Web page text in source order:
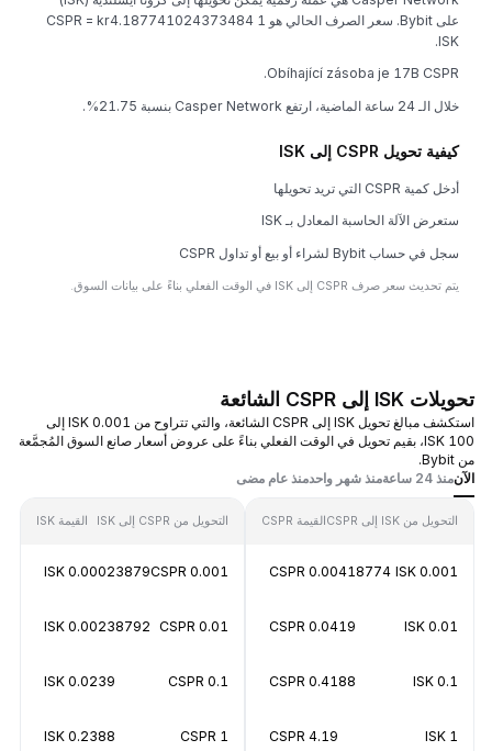
على Bybit. سعر الصرف الحالي هو 1 CSPR = kr4.187741024373484
ISK.
Obíhající zásoba je 17B CSPR.
خلال الـ 24 ساعة الماضية، ارتفع Casper Network بنسبة 21.75%.
كيفية تحويل CSPR إلى ISK
أدخل كمية CSPR التي تريد تحويلها
ستعرض الآلة الحاسبة المعادل بـ ISK
سجل في حساب Bybit لشراء أو بيع أو تداول CSPR
يتم تحديث سعر صرف CSPR إلى ISK في الوقت الفعلي بناءً على بيانات السوق.
تحويلات ISK إلى CSPR الشائعة
استكشف مبالغ تحويل ISK إلى CSPR الشائعة، والتي تتراوح من 0.001 ISK إلى
100 ISK، بقيم تحويل في الوقت الفعلي بناءً على عروض أسعار صانع السوق المُجمَّعة
من Bybit.
الآنمنذ 24 ساعة منذ شهر واحدمنذ عام مضى
التحويل من ISK إلى CSPR القيمة CSPR
0.001 ISK
0.00418774 CSPR
0.01 ISK
0.0419 CSPR
0.1 ISK
0.4188 CSPR
1 ISK
4.19 CSPR
التحويل من CSPR إلى ISK القيمة ISK
0.001 CSPR
0.00023879 ISK
0.01 CSPR
0.00238792 ISK
0.1 CSPR
0.0239 ISK
1 CSPR
0.2388 ISK